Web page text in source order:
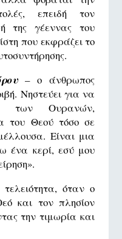
επειδή τον
της γέεννας του
που εκφράζει το
– ο άνθρωπος
Νηστεύει για να
των Ουρανών,
του Θεού τόσο σε
Είναι μια
ένα κερί, εσύ μου
όταν ο
και τον πλησίον
την τιμωρία και